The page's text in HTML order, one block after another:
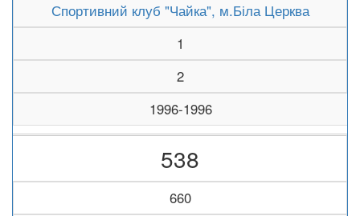
Спортивний клуб "Чайка", м.Біла Церква
1
2
1996-1996
538
660